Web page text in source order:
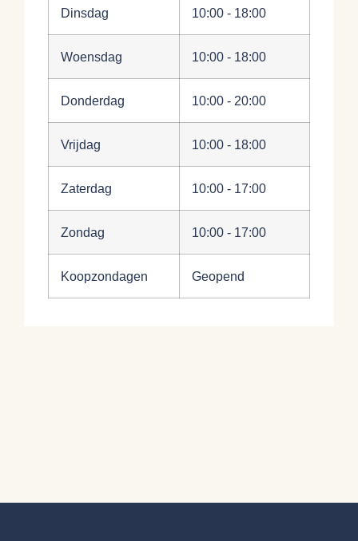
Dinsdag 10:00 - 18:00
Woensdag 10:00 - 18:00
Donderdag 10:00 - 20:00
Vrijdag 10:00 - 18:00
Zaterdag 10:00 - 17:00
Zondag 10:00 - 17:00
Koopzondagen Geopend